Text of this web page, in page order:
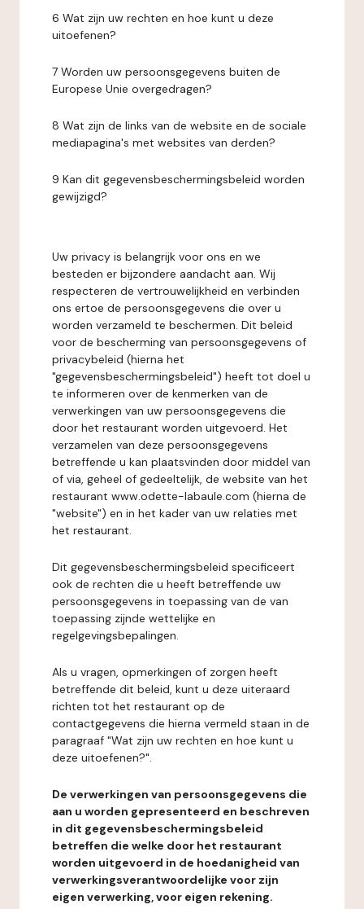
6 Wat zijn uw rechten en hoe kunt u deze
uitoefenen?
7 Worden uw persoonsgegevens buiten de
Europese Unie overgedragen?
8 Wat zijn de links van de website en de sociale
mediapagina's met websites van derden?
9 Kan dit gegevensbeschermingsbeleid worden
gewijzigd?
Uw privacy is belangrijk voor ons en we
besteden er bijzondere aandacht aan. Wij
respecteren de vertrouwelijkheid en verbinden
ons ertoe de persoonsgegevens die over u
worden verzameld te beschermen. Dit beleid
voor de bescherming van persoonsgegevens of
privacybeleid (hierna het
"gegevensbeschermingsbeleid") heeft tot doel u
te informeren over de kenmerken van de
verwerkingen van uw persoonsgegevens die
door het restaurant worden uitgevoerd. Het
verzamelen van deze persoonsgegevens
betreffende u kan plaatsvinden door middel van
of via, geheel of gedeeltelijk, de website van het
restaurant www.odette-labaule.com (hierna de
"website") en in het kader van uw relaties met
het restaurant.
Dit gegevensbeschermingsbeleid specificeert
ook de rechten die u heeft betreffende uw
persoonsgegevens in toepassing van de van
toepassing zijnde wettelijke en
regelgevingsbepalingen.
Als u vragen, opmerkingen of zorgen heeft
betreffende dit beleid, kunt u deze uiteraard
richten tot het restaurant op de
contactgegevens die hierna vermeld staan in de
paragraaf "Wat zijn uw rechten en hoe kunt u
deze uitoefenen?".
De verwerkingen van persoonsgegevens die
aan u worden gepresenteerd en beschreven
in dit gegevensbeschermingsbeleid
betreffen die welke door het restaurant
worden uitgevoerd in de hoedanigheid van
verwerkingsverantwoordelijke voor zijn
eigen verwerking, voor eigen rekening.